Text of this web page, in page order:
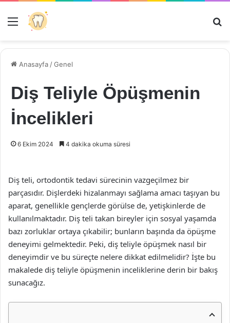
Menü
Anasayfa /Genel
Diş Teliyle Öpüşmenin
İncelikleri
6 Ekim 2024 4 dakika okuma süresi
Diş teli, ortodontik tedavi sürecinin vazgeçilmez bir
parçasıdır. Dişlerdeki hizalanmayı sağlama amacı taşıyan bu
aparat, genellikle gençlerde görülse de, yetişkinlerde de
kullanılmaktadır. Diş teli takan bireyler için sosyal yaşamda
bazı zorluklar ortaya çıkabilir; bunların başında da öpüşme
deneyimi gelmektedir. Peki, diş teliyle öpüşmek nasıl bir
deneyimdir ve bu süreçte nelere dikkat edilmelidir? İşte bu
makalede diş teliyle öpüşmenin inceliklerine derin bir bakış
sunacağız.